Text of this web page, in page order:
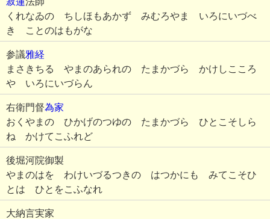
くれなゐの ちしほもあかず みむろやま いろにいづべ
き ことのはもがな
参議雅経
まさきちる やまのあられの たまかづら かけしこころ
や いろにいづらん
右衛門督為家
おくやまの ひかげのつゆの たまかづら ひとこそしら
ね かけてこふれど
後堀河院御製
やまのはを わけいづるつきの はつかにも みてこそひ
とは ひとをこふなれ
大納言実家